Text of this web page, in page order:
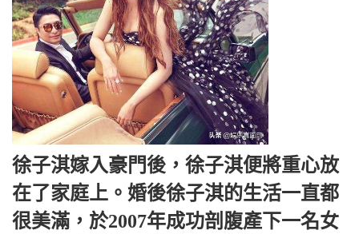
徐子淇嫁入豪門後，徐子淇便將重心放
在了家庭上。婚後徐子淇的生活一直都
很美滿，於2007年成功剖腹產下一名女